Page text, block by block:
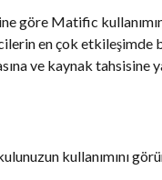
göre Matific
en çok etkileşimde
ve kaynak tahsisine
kullanımını